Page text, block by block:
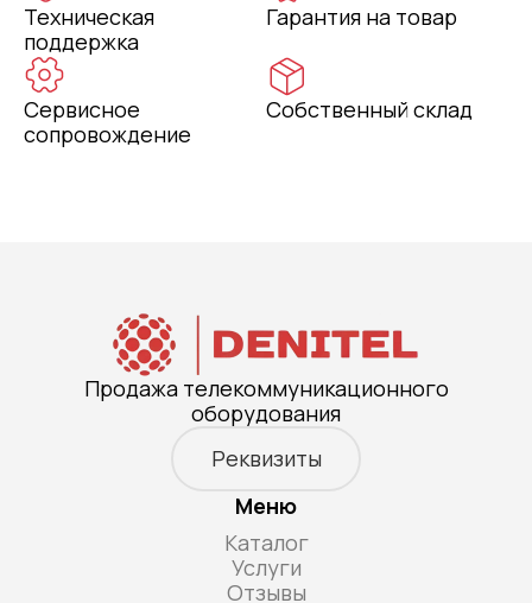
Техническая
поддержка
Гарантия на товар
Сервисное
сопровождение
Собственный склад
Продажа телекоммуникационного
оборудования
Реквизиты
Меню
Каталог
Услуги
Отзывы